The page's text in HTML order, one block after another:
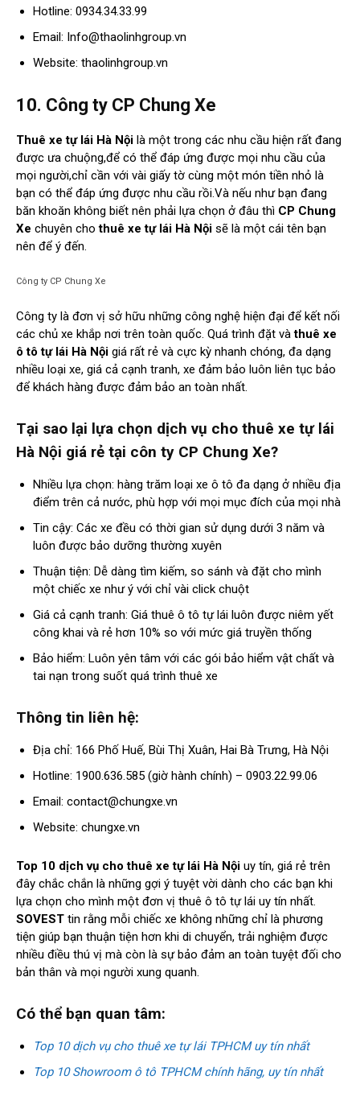
Hotline: 0934.34.33.99
Email: Info@thaolinhgroup.vn
Website: thaolinhgroup.vn
10. Công ty CP Chung Xe
Thuê xe tự lái Hà Nội là một trong các nhu cầu hiện rất đang
được ưa chuộng,để có thể đáp ứng được mọi nhu cầu của
mọi người,chỉ cần với vài giấy tờ cùng một món tiền nhỏ là
bạn có thể đáp ứng được nhu cầu rồi.Và nếu như bạn đang
băn khoăn không biết nên phải lựa chọn ở đâu thì CP Chung
Xe chuyên chothuê xe tự lái Hà Nội sẽ là một cái tên bạn
nên để ý đến.
Công ty CP Chung Xe
Công ty là đơn vị sở hữu những công nghệ hiện đại để kết nối
các chủ xe khắp nơi trên toàn quốc. Quá trình đặt vàthuê xe
ô tô tự lái Hà Nội giá rất rẻ và cực kỳ nhanh chóng, đa dạng
nhiều loại xe, giá cả cạnh tranh, xe đảm bảo luôn liên tục bảo
để khách hàng được đảm bảo an toàn nhất.
Tại sao lại lựa chọn dịch vụ cho thuê xe tự lái
Hà Nội giá rẻ tại côn ty CP Chung Xe?
Nhiều lựa chọn: hàng trăm loại xe ô tô đa dạng ở nhiều địa
điểm trên cả nước, phù hợp với mọi mục đích của mọi nhà
Tin cậy: Các xe đều có thời gian sử dụng dưới 3 năm và
luôn được bảo dưỡng thường xuyên
Thuận tiện: Dễ dàng tìm kiếm, so sánh và đặt cho mình
một chiếc xe như ý với chỉ vài click chuột
Giá cả cạnh tranh: Giá thuê ô tô tự lái luôn được niêm yết
công khai và rẻ hơn 10% so với mức giá truyền thống
Bảo hiểm: Luôn yên tâm với các gói bảo hiểm vật chất và
tai nạn trong suốt quá trình thuê xe
Thông tin liên hệ:
Địa chỉ: 166 Phố Huế, Bùi Thị Xuân, Hai Bà Trưng, Hà Nội
Hotline: 1900.636.585 (giờ hành chính) – 0903.22.99.06
Email: contact@chungxe.vn
Website: chungxe.vn
Top 10 dịch vụ cho thuê xe tự lái Hà Nội uy tín, giá rẻ trên
đây chắc chắn là những gợi ý tuyệt vời dành cho các bạn khi
lựa chọn cho mình một đơn vị thuê ô tô tự lái uy tín nhất.
SOVEST tin rằng mỗi chiếc xe không những chỉ là phương
tiện giúp bạn thuận tiện hơn khi di chuyển, trải nghiệm được
nhiều điều thú vị mà còn là sự bảo đảm an toàn tuyệt đối cho
bản thân và mọi người xung quanh.
Có thể bạn quan tâm:
Top 10 dịch vụ cho thuê xe tự lái TPHCM uy tín nhất
Top 10 Showroom ô tô TPHCM chính hãng, uy tín nhất